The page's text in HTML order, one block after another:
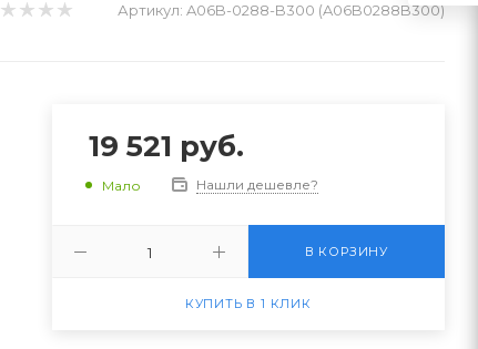
Артикул: A06B-0288-B300 (A06B0288B300)
19 521 руб.
Мало Нашли дешевле?
В КОРЗИНУ
КУПИТЬ В 1 КЛИК